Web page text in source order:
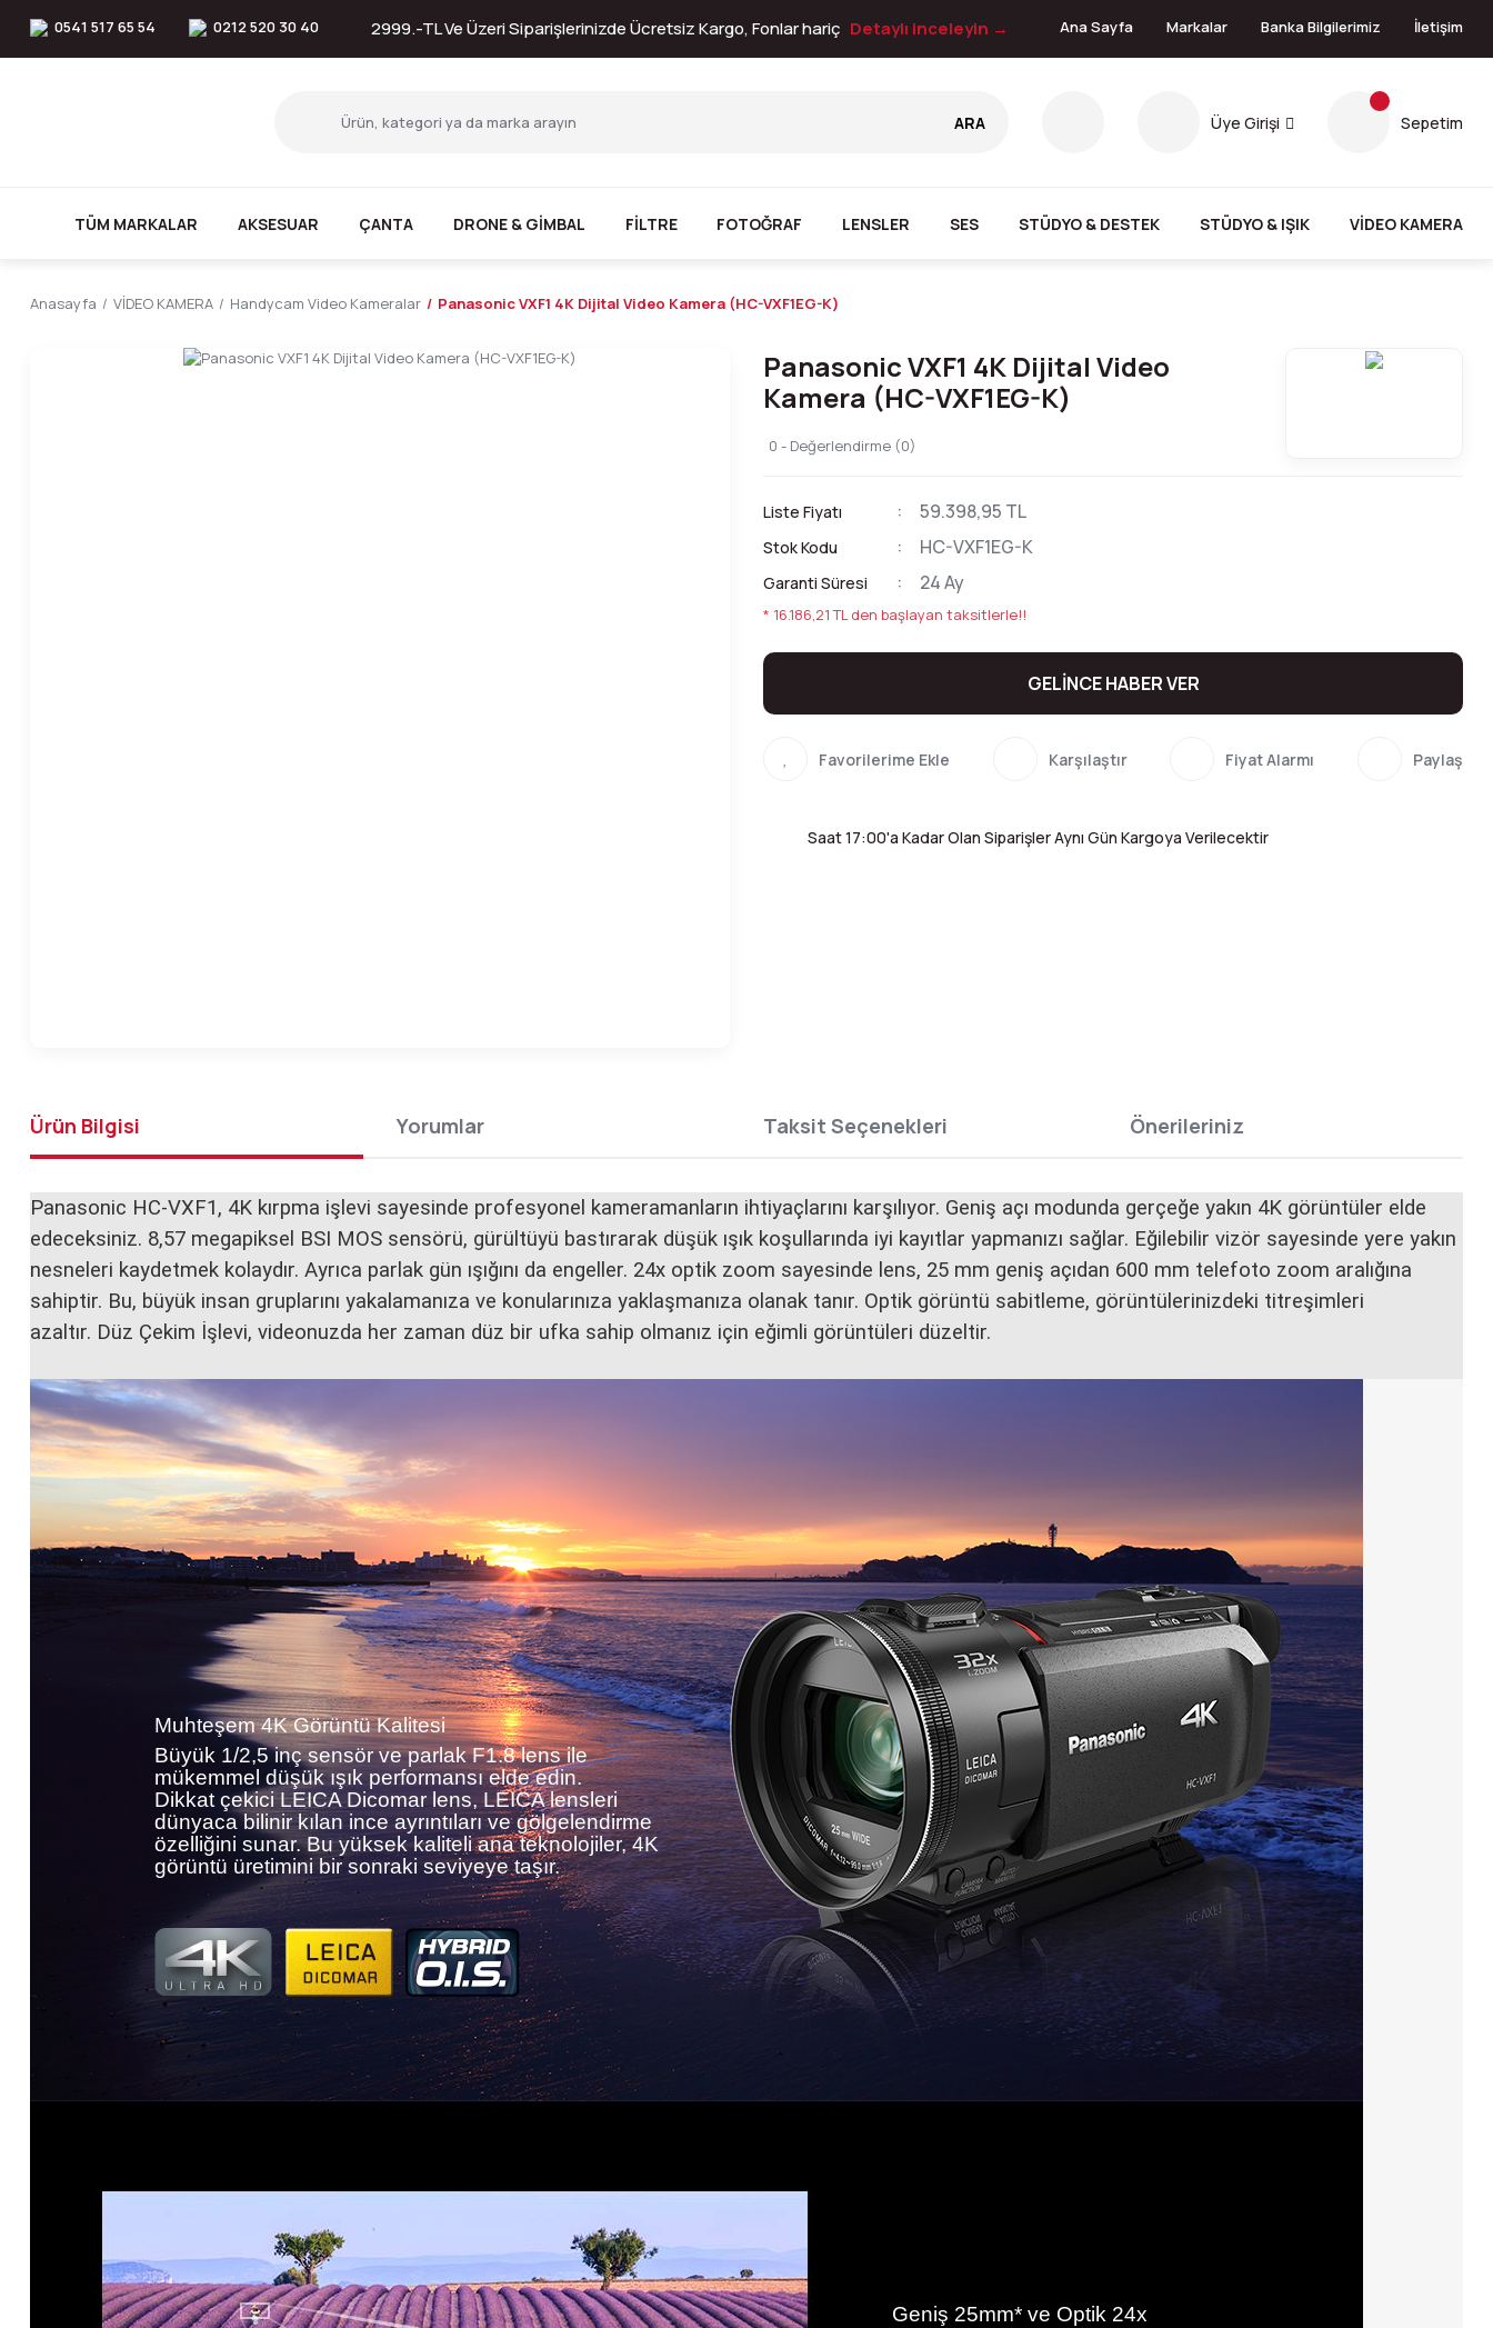
0541 517 65 54 0212 520 30 40 2999.-TL Ve Üzeri Siparişlerinizde Ücretsiz Kargo, Fonlar hariç Detaylı inceleyin → Ana Sayfa Markalar Banka Bilgilerimiz İletişim
ARA Üye Girişi Sepetim
TÜM MARKALAR AKSESUAR ÇANTA DRONE & GİMBAL FİLTRE FOTOĞRAF LENSLER SES STÜDYO & DESTEK STÜDYO & IŞIK VİDEO KAMERA
Anasayfa VİDEO KAMERA Handycam Video Kameralar Panasonic VXF1 4K Dijital Video Kamera (HC-VXF1EG-K)
Panasonic VXF1 4K Dijital Video
Kamera (HC-VXF1EG-K)
0 - Değerlendirme (0)
Liste Fiyatı 59.398,95 TL
Stok Kodu HC-VXF1EG-K
Garanti Süresi 24 Ay
* 16.186,21 TL den başlayan taksitlerle!!
GELİNCE HABER VER
Karşılaştır Fiyat Alarmı Paylaş
Saat 17:00'a Kadar Olan Siparişler Aynı Gün Kargoya Verilecektir
Ürün Bilgisi Yorumlar Taksit Seçenekleri Önerileriniz
Panasonic HC-VXF1, 4K kırpma işlevi sayesinde profesyonel kameramanların ihtiyaçlarını karşılıyor. Geniş açı modunda gerçeğe yakın 4K görüntüler elde
edeceksiniz. 8,57 megapiksel BSI MOS sensörü, gürültüyü bastırarak düşük ışık koşullarında iyi kayıtlar yapmanızı sağlar. Eğilebilir vizör sayesinde yere yakın
nesneleri kaydetmek kolaydır. Ayrıca parlak gün ışığını da engeller. 24x optik zoom sayesinde lens, 25 mm geniş açıdan 600 mm telefoto zoom aralığına
sahiptir. Bu, büyük insan gruplarını yakalamanıza ve konularınıza yaklaşmanıza olanak tanır. Optik görüntü sabitleme, görüntülerinizdeki titreşimleri
azaltır. Düz Çekim İşlevi, videonuzda her zaman düz bir ufka sahip olmanız için eğimli görüntüleri düzeltir.
Muhteşem 4K Görüntü Kalitesi
Büyük 1/2,5 inç sensör ve parlak F1.8 lens ile
mükemmel düşük ışık performansı elde edin.
Dikkat çekici LEICA Dicomar lens, LEICA lensleri
dünyaca bilinir kılan ince ayrıntıları ve gölgelendirme
özelliğini sunar. Bu yüksek kaliteli ana teknolojiler, 4K
görüntü üretimini bir sonraki seviyeye taşır.
Geniş 25mm* ve Optik 24x